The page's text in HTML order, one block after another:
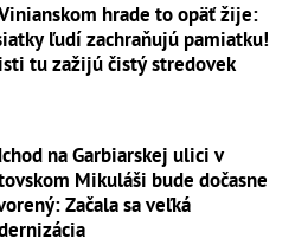
hrade to opäť žije:
ľudí zachraňujú pamiatku!
tu zažijú čistý stredovek
na Garbiarskej ulici v
Mikuláši bude dočasne
Začala sa veľká